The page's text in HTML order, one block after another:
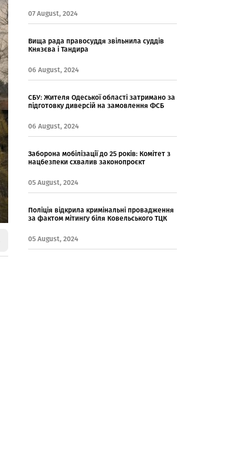
07 August, 2024
Вища рада правосуддя звільнила суддів
Князєва і Тандира
06 August, 2024
СБУ: Жителя Одеської області затримано за
підготовку диверсій на замовлення ФСБ
06 August, 2024
Заборона мобілізації до 25 років: Комітет з
нацбезпеки схвалив законопроєкт
05 August, 2024
Поліція відкрила кримінальні провадження
за фактом мітингу біля Ковельського ТЦК
05 August, 2024